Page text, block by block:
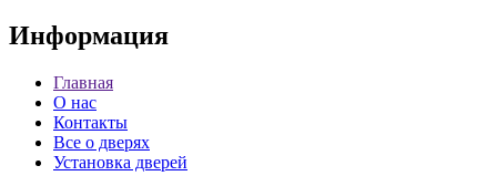
Информация
Главная
О нас
Контакты
Все о дверях
Установка дверей